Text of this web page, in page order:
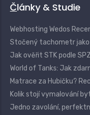
Články & Studie
Webhosting Wedos
Stočený tachometr
Jak ověřit STK podle
World of Tanks: Jak
Matrace za Hubičku?
Kolik stojí vymalování
Jedno zavolání,